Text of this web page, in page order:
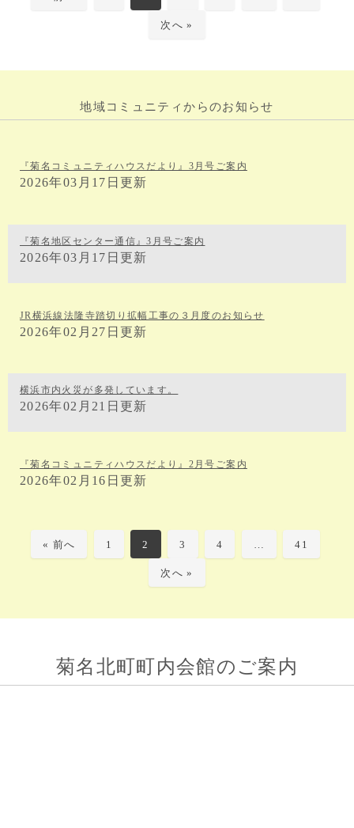
次へ »
地域コミュニティからのお知らせ
『菊名コミュニティハウスだより』3月号ご案内
2026年03月17日更新
『菊名地区センター通信』3月号ご案内
2026年03月17日更新
JR横浜線法隆寺踏切り拡幅工事の３月度のお知らせ
2026年02月27日更新
横浜市内火災が多発しています。
2026年02月21日更新
『菊名コミュニティハウスだより』2月号ご案内
2026年02月16日更新
« 前へ 1 2 3 4 … 41
次へ »
菊名北町町内会館のご案内